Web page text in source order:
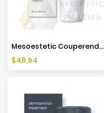
Mesoestetic Couperend Cream - 50ml
Cena
$48,94